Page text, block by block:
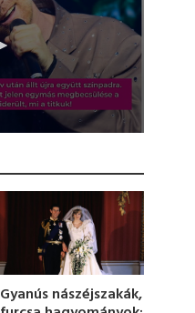
Gyanús nászéjszakák,